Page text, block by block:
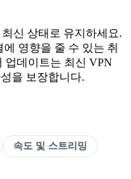
신 상태로 유지하세요.
영향을 줄 수 있는 취
업데이트는 최신 VPN
을 보장합니다.
속도 및 스트리밍